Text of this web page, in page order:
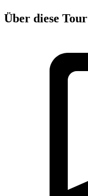
Über diese Tour